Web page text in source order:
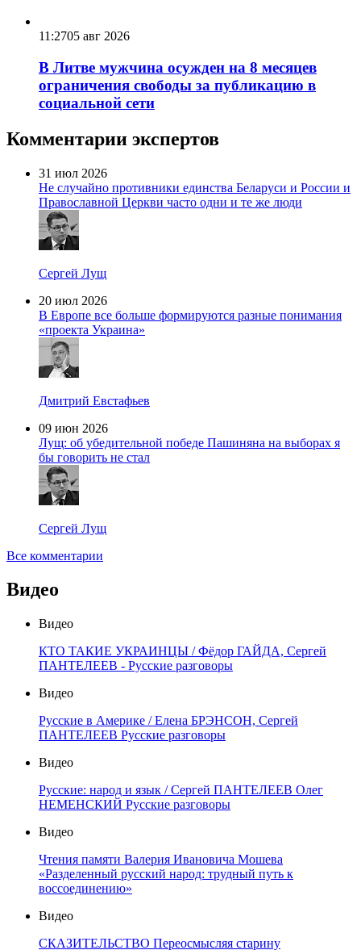
11:2705 авг 2026
В Литве мужчина осужден на 8 месяцев
ограничения свободы за публикацию в
социальной сети
Комментарии экспертов
31 июл 2026
Не случайно противники единства Беларуси и России и
Православной Церкви часто одни и те же люди
Сергей Лущ
20 июл 2026
В Европе все больше формируются разные понимания
«проекта Украина»
Дмитрий Евстафьев
09 июн 2026
Лущ: об убедительной победе Пашиняна на выборах я
бы говорить не стал
Сергей Лущ
Все комментарии
Видео
Видео
КТО ТАКИЕ УКРАИНЦЫ / Фёдор ГАЙДА, Сергей
ПАНТЕЛЕЕВ - Русские разговоры
Видео
Русские в Америке / Елена БРЭНСОН, Сергей
ПАНТЕЛЕЕВ Русские разговоры
Видео
Русские: народ и язык / Сергей ПАНТЕЛЕЕВ Олег
НЕМЕНСКИЙ Русские разговоры
Видео
Чтения памяти Валерия Ивановича Мошева
«Разделенный русский народ: трудный путь к
воссоединению»
Видео
СКАЗИТЕЛЬСТВО Переосмысляя старину